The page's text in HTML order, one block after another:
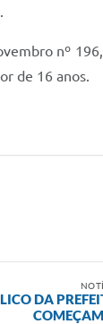
nº
de 16 anos.
DA